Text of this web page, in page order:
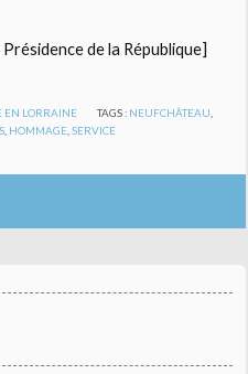
de la République]
EN LORRAINE TAGS : NEUFCHÂTEAU
HOMMAGE ,SERVICE